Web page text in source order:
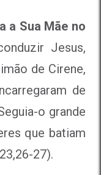
a Sua Mãe no
Jesus,
de Cirene,
de
o grande
que batiam
27).